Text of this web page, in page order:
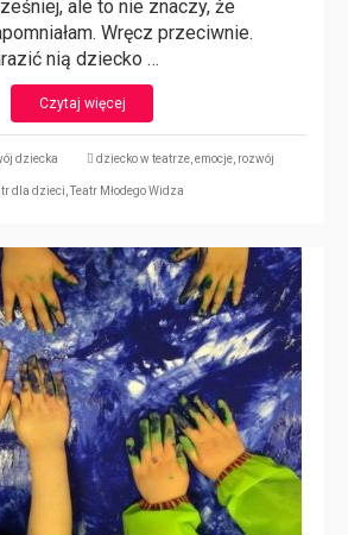
ale to nie znaczy, że
Wręcz przeciwnie.
nią dziecko …
Czytaj więcej
dziecka dziecko w teatrze emocje rozwój
dla dzieci ,Teatr Młodego Widza